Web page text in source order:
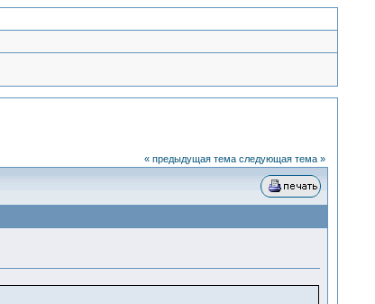
« предыдущая тема следующая тема »